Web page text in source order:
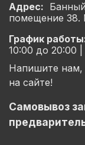
Адрес:
помещение
График
10:00 до 20:00 |
Напишите нам,
на сайте!
Самовывоз